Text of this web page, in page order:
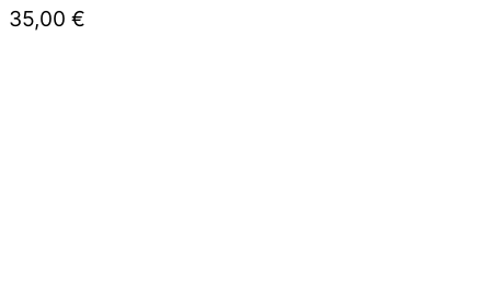
35,00 €